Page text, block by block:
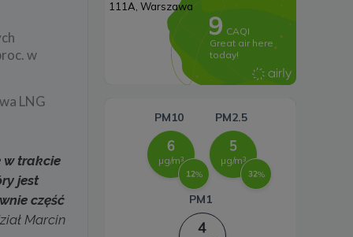
w
LNG
w trakcie
jest
część
Marcin
Systemy magazynowania